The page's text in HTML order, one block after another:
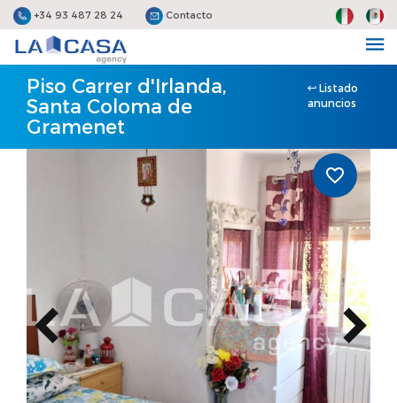
+34 93 487 28 24 Contacto
Piso Carrer d'Irlanda,
Santa Coloma de
Gramenet
Listado
anuncios